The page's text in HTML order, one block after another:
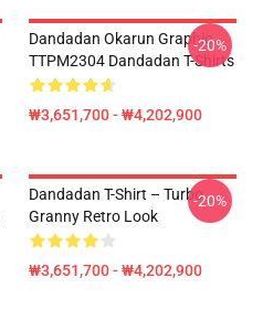
Dandadan Okarun Graphic
TTPM2304 Dandadan T-Shirts
₩3,651,700 - ₩4,202,900
-20%
Dandadan T-Shirt – Turbo
Granny Retro Look
₩3,651,700 - ₩4,202,900
-20%